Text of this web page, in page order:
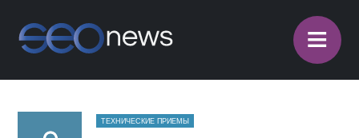
≡
ТЕХНИЧЕСКИЕ ПРИЕМЫ